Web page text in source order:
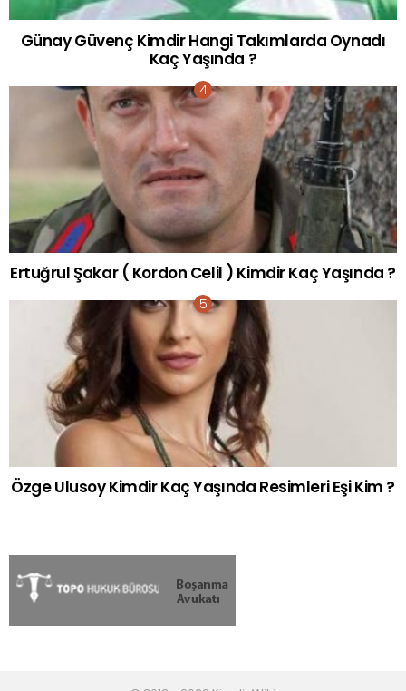
Günay Güvenç Kimdir Hangi Takımlarda Oynadı
Kaç Yaşında ?
Ertuğrul Şakar ( Kordon Celil ) Kimdir Kaç Yaşında ?
Özge Ulusoy Kimdir Kaç Yaşında Resimleri Eşi Kim ?